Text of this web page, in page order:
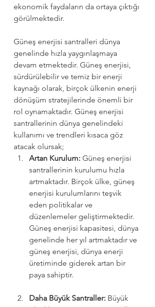
ekonomik faydaların da ortaya çıktığı
görülmektedir.
Güneş enerjisi santralleri dünya
genelinde hızla yaygınlaşmaya
devam etmektedir. Güneş enerjisi,
sürdürülebilir ve temiz bir enerji
kaynağı olarak, birçok ülkenin enerji
dönüşüm stratejilerinde önemli bir
rol oynamaktadır. Güneş enerjisi
santrallerinin dünya genelindeki
kullanımı ve trendleri kısaca göz
atacak olursak;
Artan Kurulum: Güneş enerjisi
santrallerinin kurulumu hızla
artmaktadır. Birçok ülke, güneş
enerjisi kurulumlarını teşvik
eden politikalar ve
düzenlemeler geliştirmektedir.
Güneş enerjisi kapasitesi, dünya
genelinde her yıl artmaktadır ve
güneş enerjisi, dünya enerji
üretiminde giderek artan bir
paya sahiptir.
Daha Büyük Santraller: Büyük